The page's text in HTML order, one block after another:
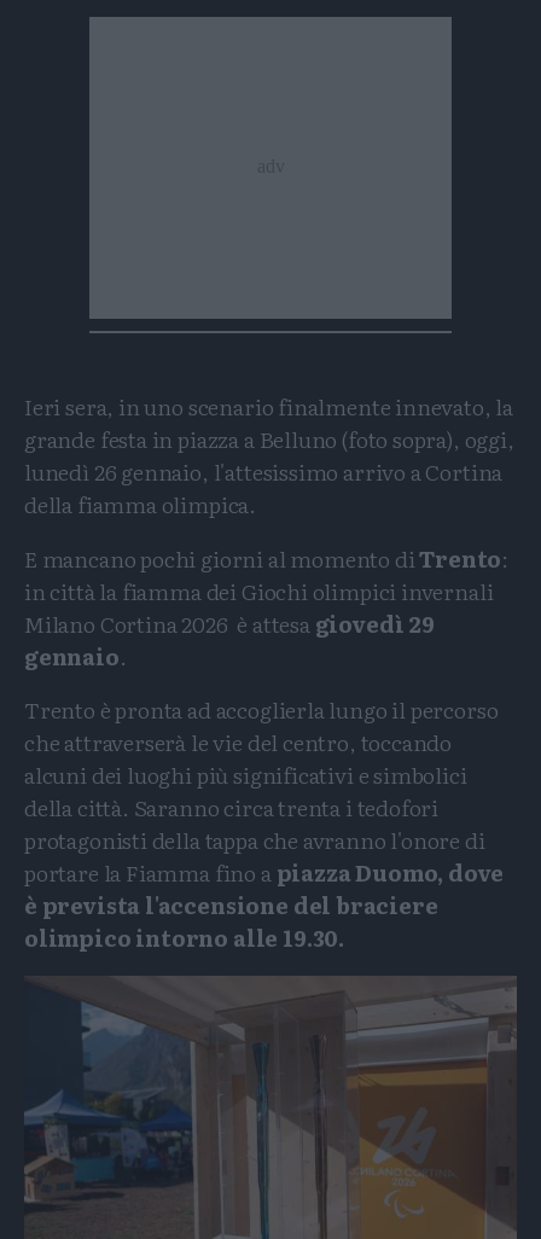
Ieri sera, in uno scenario finalmente innevato, la
grande festa in piazza a Belluno (foto sopra), oggi,
lunedì 26 gennaio, l'attesissimo arrivo a Cortina
della fiamma olimpica.
E mancano pochi giorni al momento diTrento:
in città la fiamma dei Giochi olimpici invernali
Milano Cortina 2026 è attesagiovedì 29
gennaio.
Trento è pronta ad accoglierla lungo il percorso
che attraverserà le vie del centro, toccando
alcuni dei luoghi più significativi e simbolici
della città. Saranno circa trenta i tedofori
protagonisti della tappa che avranno l'onore di
portare la Fiamma fino apiazza Duomo, dove
è prevista l'accensione del braciere
olimpico intorno alle 19.30.